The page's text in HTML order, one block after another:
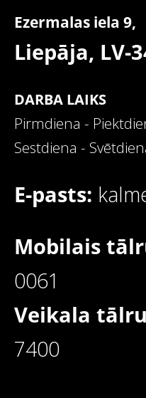
Ezermalas iela 9,
Liepāja, LV-
DARBA LAIKS
Pirmdiena -
Sestdiena -
E-pasts:
Mobilais
0061
Veikala
7400